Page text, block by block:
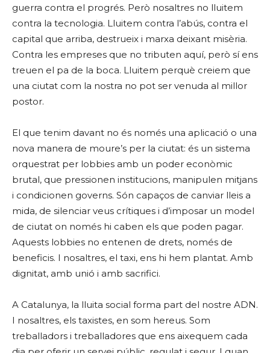
guerra contra el progrés. Però nosaltres no lluitem
contra la tecnologia. Lluitem contra l’abús, contra el
capital que arriba, destrueix i marxa deixant misèria.
Contra les empreses que no tributen aquí, però sí ens
treuen el pa de la boca. Lluitem perquè creiem que
una ciutat com la nostra no pot ser venuda al millor
postor.
El que tenim davant no és només una aplicació o una
nova manera de moure’s per la ciutat: és un sistema
orquestrat per lobbies amb un poder econòmic
brutal, que pressionen institucions, manipulen mitjans
i condicionen governs. Són capaços de canviar lleis a
mida, de silenciar veus crítiques i d’imposar un model
de ciutat on només hi caben els que poden pagar.
Aquests lobbies no entenen de drets, només de
beneficis. I nosaltres, el taxi, ens hi hem plantat. Amb
dignitat, amb unió i amb sacrifici.
A Catalunya, la lluita social forma part del nostre ADN.
I nosaltres, els taxistes, en som hereus. Som
treballadors i treballadores que ens aixequem cada